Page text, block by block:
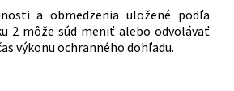
a obmedzenia uložené podľa
2 môže súd meniť alebo odvolávať
výkonu ochranného dohľadu.